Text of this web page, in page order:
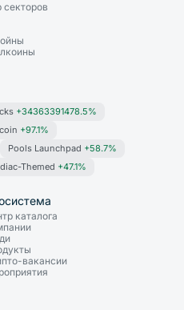
секторов
+34363391478.5%
+97.1%
Pools Launchpad +58.7%
Themed +47.1%
каталога
вакансии